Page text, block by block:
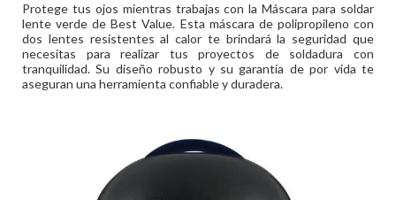
Protege tus ojos mientras trabajas con la Máscara para soldar
lente verde de Best Value. Esta máscara de polipropileno con
dos lentes resistentes al calor te brindará la seguridad que
necesitas para realizar tus proyectos de soldadura con
tranquilidad. Su diseño robusto y su garantía de por vida te
aseguran una herramienta confiable y duradera.